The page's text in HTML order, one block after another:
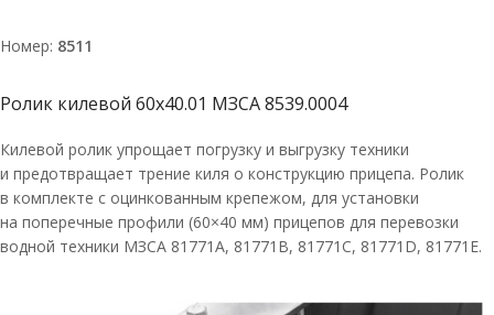
Номер: 8511
Ролик килевой 60х40.01 МЗСА 8539.0004
Килевой ролик упрощает погрузку и выгрузку техники
и предотвращает трение киля о конструкцию прицепа. Ролик
в комплекте с оцинкованным крепежом, для установки
на поперечные профили (60×40 мм) прицепов для перевозки
водной техники МЗСА 81771A, 81771В, 81771С, 81771D, 81771E.